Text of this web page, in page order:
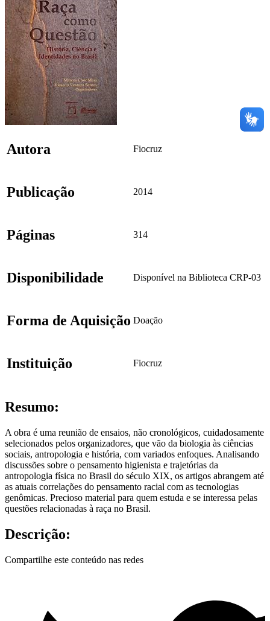
Autora Fiocruz
Publicação 2014
Páginas 314
Disponibilidade Disponível na Biblioteca CRP-03
Forma de Aquisição Doação
Instituição Fiocruz
Resumo:
A obra é uma reunião de ensaios, não cronológicos, cuidadosamente
selecionados pelos organizadores, que vão da biologia às ciências
sociais, antropologia e história, com variados enfoques. Analisando
discussões sobre o pensamento higienista e trajetórias da
antropologia física no Brasil do século XIX, os artigos abrangem até
as atuais correlações do pensamento racial com as tecnologias
genômicas. Precioso material para quem estuda e se interessa pelas
questões relacionadas à raça no Brasil.
Descrição:
Compartilhe este conteúdo nas redes